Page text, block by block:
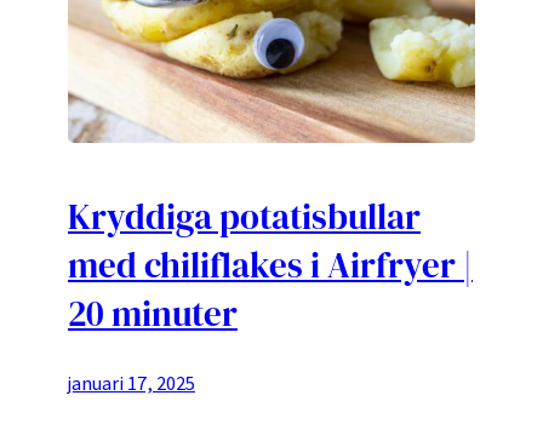
Kryddiga potatisbullar
med chiliflakes i Airfryer |
20 minuter
januari 17, 2025